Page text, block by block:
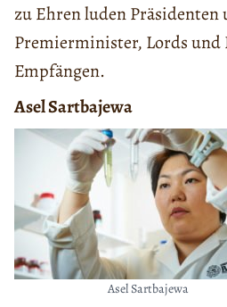
zu Ehren luden Präsidenten
Premierminister, Lords und
Empfängen.
Asel Sartbajewa
Asel Sartbajewa